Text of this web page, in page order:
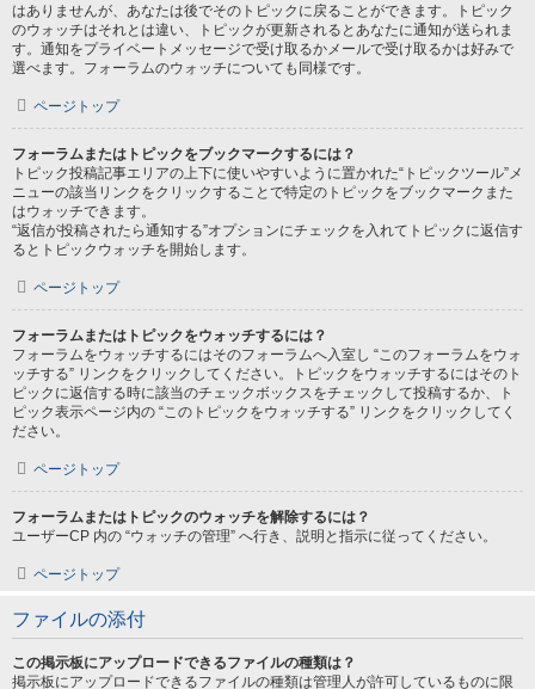
はありませんが、あなたは後でそのトピックに戻ることができます。トピック
のウォッチはそれとは違い、トピックが更新されるとあなたに通知が送られま
す。通知をプライベートメッセージで受け取るかメールで受け取るかは好みで
選べます。フォーラムのウォッチについても同様です。
ページトップ
フォーラムまたはトピックをブックマークするには？
トピック投稿記事エリアの上下に使いやすいように置かれた“トピックツール”メ
ニューの該当リンクをクリックすることで特定のトピックをブックマークまた
はウォッチできます。
“返信が投稿されたら通知する”オプションにチェックを入れてトピックに返信す
るとトピックウォッチを開始します。
ページトップ
フォーラムまたはトピックをウォッチするには？
フォーラムをウォッチするにはそのフォーラムへ入室し “このフォーラムをウォ
ッチする” リンクをクリックしてください。トピックをウォッチするにはそのト
ピックに返信する時に該当のチェックボックスをチェックして投稿するか、ト
ピック表示ページ内の “このトピックをウォッチする” リンクをクリックしてく
ださい。
ページトップ
フォーラムまたはトピックのウォッチを解除するには？
ユーザーCP 内の “ウォッチの管理” へ行き、説明と指示に従ってください。
ページトップ
ファイルの添付
この掲示板にアップロードできるファイルの種類は？
掲示板にアップロードできるファイルの種類は管理人が許可しているものに限